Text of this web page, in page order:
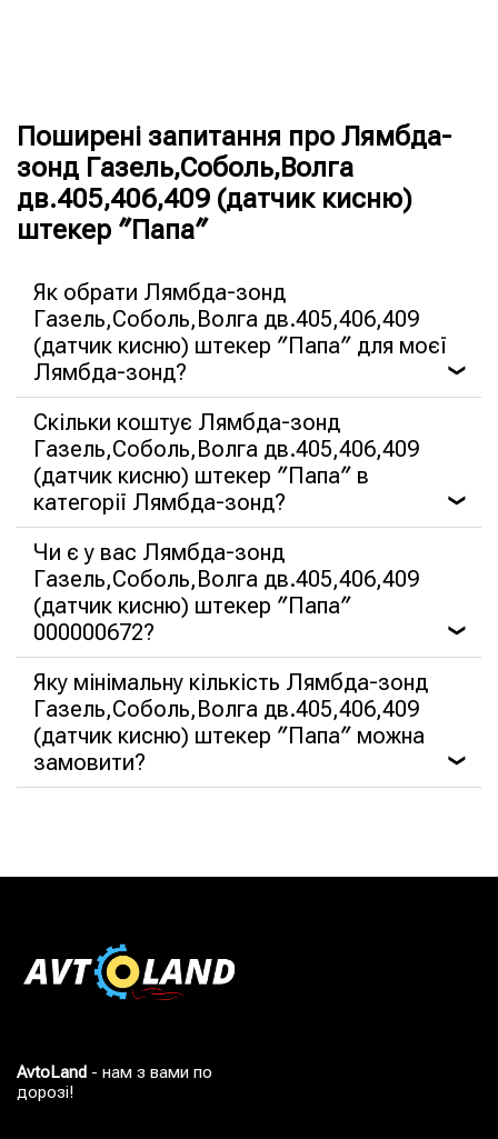
Поширені запитання про Лямбда-
зонд Газель,Соболь,Волга
дв.405,406,409 (датчик кисню)
штекер ″Папа″
Як обрати Лямбда-зонд
Газель,Соболь,Волга дв.405,406,409
(датчик кисню) штекер ″Папа″ для моєї
Лямбда-зонд?
❯
Скільки коштує Лямбда-зонд
Газель,Соболь,Волга дв.405,406,409
(датчик кисню) штекер ″Папа″ в
категорії Лямбда-зонд?
❯
Чи є у вас Лямбда-зонд
Газель,Соболь,Волга дв.405,406,409
(датчик кисню) штекер ″Папа″
000000672?
❯
Яку мінімальну кількість Лямбда-зонд
Газель,Соболь,Волга дв.405,406,409
(датчик кисню) штекер ″Папа″ можна
замовити?
❯
AvtoLand - нам з вами по
дорозі!